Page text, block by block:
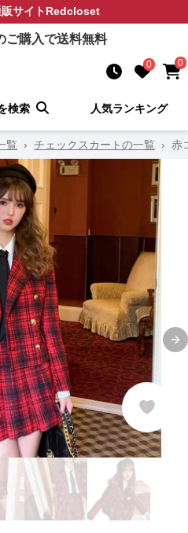
サイトRedcloset
ご購入で送料無料
0 0
検索 人気ランキング
覧 › チェックスカートの一覧 › 赤